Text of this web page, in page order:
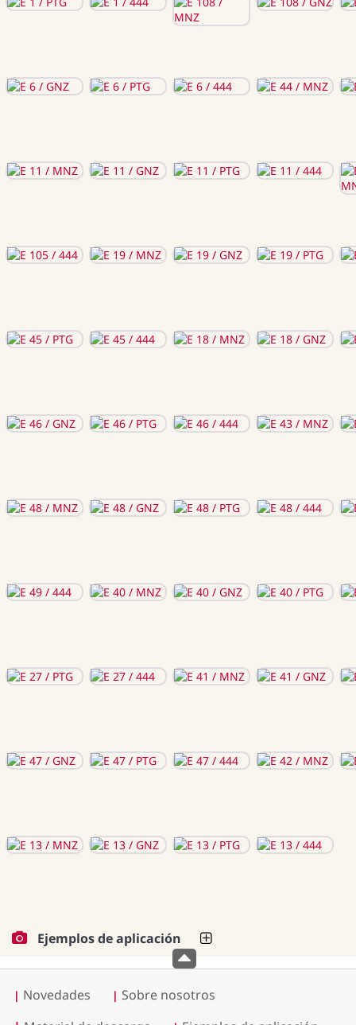
Ejemplos de aplicación
| Novedades | Sobre nosotros